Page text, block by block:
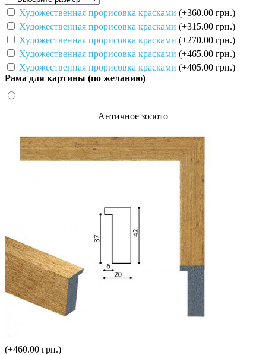
Художественная прорисовка красками (+360.00 грн.)
Художественная прорисовка красками (+315.00 грн.)
Художественная прорисовка красками (+270.00 грн.)
Художественная прорисовка красками (+465.00 грн.)
Художественная прорисовка красками (+405.00 грн.)
Рама для картины (по желанию)
Античное золото
(+460.00 грн.)